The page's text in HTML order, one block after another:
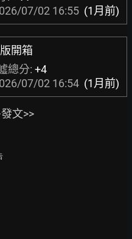
07/02 16:55 (1月前)
開箱
總分: +4
07/02 16:54 (1月前)
文>>